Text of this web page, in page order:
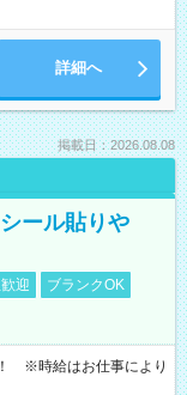
詳細へ
掲載日：2026.08.08
ール貼りや
迎
ブランクOK
※時給はお仕事により